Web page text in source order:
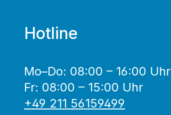
Hotline
Mo–Do: 08:00 – 16:00 Uhr
Fr: 08:00 – 15:00 Uhr
+49 211 56159499